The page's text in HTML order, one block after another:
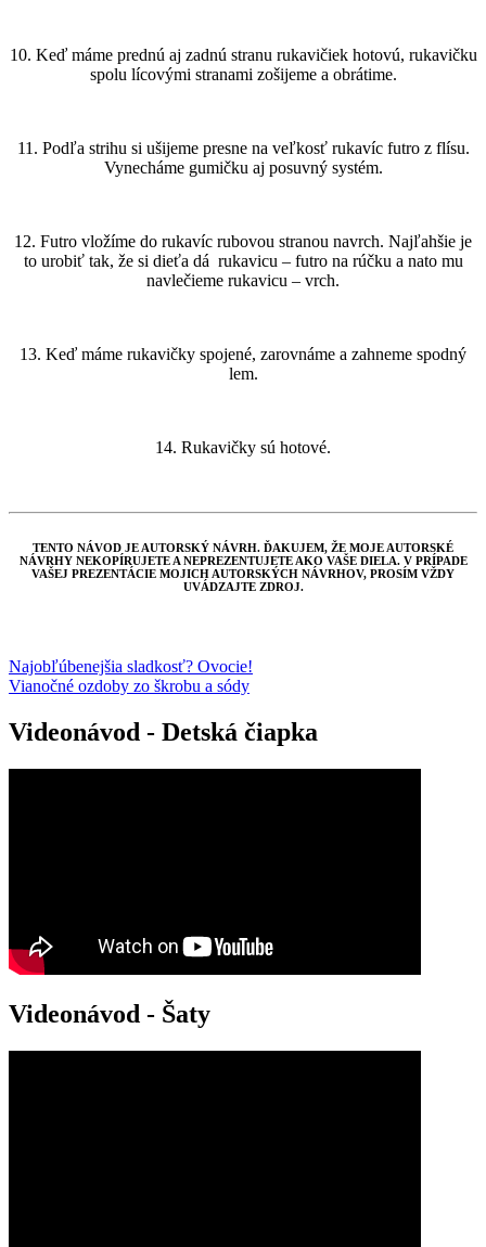
10. Keď máme prednú aj zadnú stranu rukavičiek hotovú, rukavičku
spolu lícovými stranami zošijeme a obrátime.
11. Podľa strihu si ušijeme presne na veľkosť rukavíc futro z flísu.
Vynecháme gumičku aj posuvný systém.
12. Futro vložíme do rukavíc rubovou stranou navrch. Najľahšie je
to urobiť tak, že si dieťa dá rukavicu – futro na rúčku a nato mu
navlečieme rukavicu – vrch.
13. Keď máme rukavičky spojené, zarovnáme a zahneme spodný
lem.
14. Rukavičky sú hotové.
TENTO NÁVOD JE AUTORSKÝ NÁVRH. ĎAKUJEM, ŽE MOJE AUTORSKÉ
NÁVRHY NEKOPÍRUJETE A NEPREZENTUJETE AKO VAŠE DIELA. V PRÍPADE
VAŠEJ PREZENTÁCIE MOJICH AUTORSKÝCH NÁVRHOV, PROSÍM VŽDY
UVÁDZAJTE ZDROJ.
Navigácia
v
článku
Najobľúbenejšia sladkosť? Ovocie!
Vianočné ozdoby zo škrobu a sódy
Videonávod - Detská čiapka
Videonávod - Šaty